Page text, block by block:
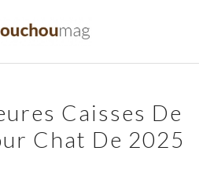
Caisses De
Chat De 2025